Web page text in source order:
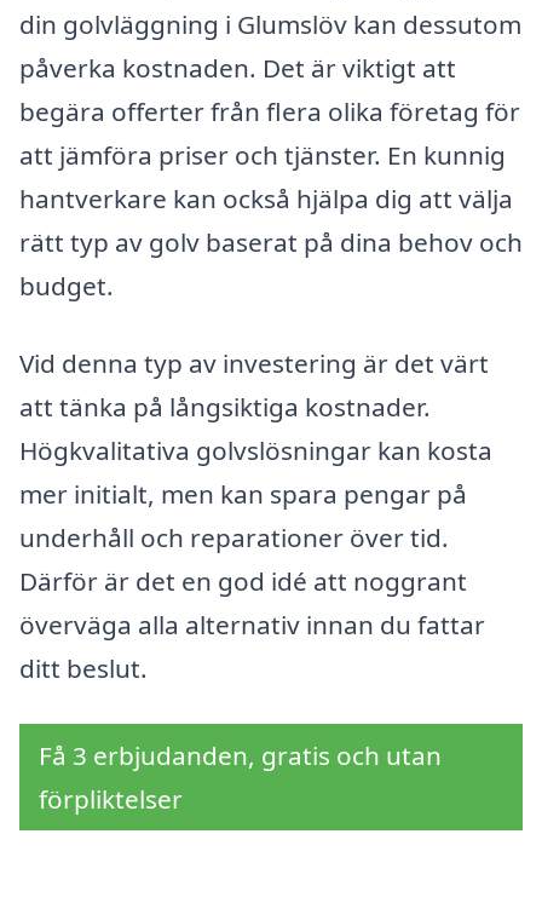
din golvläggning i Glumslöv kan dessutom
påverka kostnaden. Det är viktigt att
begära offerter från flera olika företag för
att jämföra priser och tjänster. En kunnig
hantverkare kan också hjälpa dig att välja
rätt typ av golv baserat på dina behov och
budget.
Vid denna typ av investering är det värt
att tänka på långsiktiga kostnader.
Högkvalitativa golvslösningar kan kosta
mer initialt, men kan spara pengar på
underhåll och reparationer över tid.
Därför är det en god idé att noggrant
överväga alla alternativ innan du fattar
ditt beslut.
Få 3 erbjudanden, gratis och utan
förpliktelser